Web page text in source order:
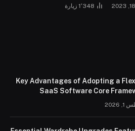
1٬348 زيارة
Key Advantages of Adopting a
SaaS Software Core
2026